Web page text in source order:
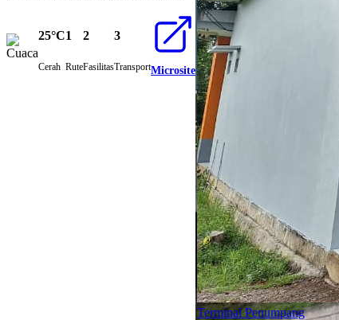
25°C
Cerah
1
Rute
2
Fasilitas
3
TransportMicrosite
Terminal Penumpang